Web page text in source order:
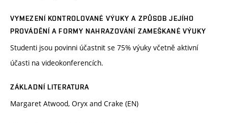
VYMEZENÍ KONTROLOVANÉ VÝUKY A ZPŮSOB JEJÍHO
PROVÁDĚNÍ A FORMY NAHRAZOVÁNÍ ZAMEŠKANÉ VÝUKY
Studenti jsou povinni účastnit se 75% výuky včetně aktivní
účasti na videokonferencích.
ZÁKLADNÍ LITERATURA
Margaret Atwood, Oryx and Crake (EN)